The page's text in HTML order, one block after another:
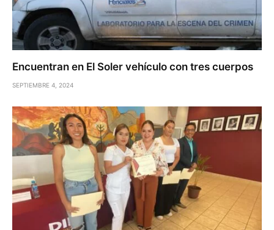
Encuentran en El Soler vehículo con tres cuerpos
SEPTIEMBRE 4, 2024